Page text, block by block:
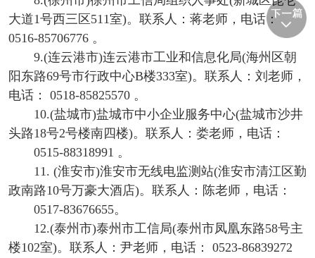
大道1号西三区511室)。联系人：蒋老师，电话：
0516-85706776 。
9.(连云港市)连云港市工业和信息化局(海州区朝
阳东路69号市行政中心B楼333室)。联系人：刘老师，
电话： 0518-85825570 。
10.(盐城市)盐城市中小企业服务中心(盐城市沙井
头路18号2号楼南四楼)。联系人：娄老师，电话：
0515-88318991 。
11. (淮安市)淮安市无线电监测站(淮安市清江区勤
政南路10号万豪大酒店)。联系人：陈老师，电话：
0517-83676655。
12.(泰州市)泰州市工信局(泰州市凤凰东路58号主
楼102室)。联系人：尹老师，电话： 0523-86839272